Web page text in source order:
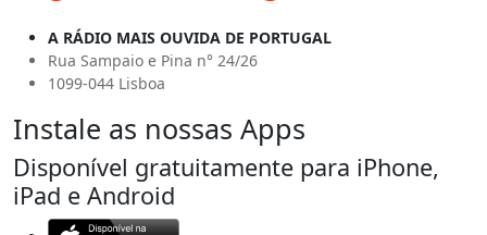
A RÁDIO MAIS OUVIDA DE PORTUGAL
Rua Sampaio e Pina n° 24/26
1099-044 Lisboa
Instale as nossas Apps
Disponível gratuitamente para iPhone,
iPad e Android